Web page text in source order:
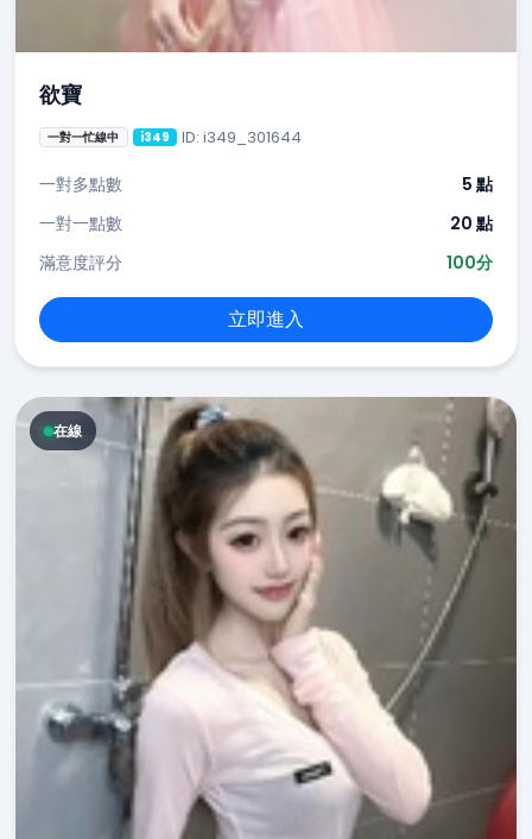
欲寶
一對一忙線中 i349 ID: i349_301644
一對多點數
5 點
一對一點數
20 點
滿意度評分
100分
立即進入
在線